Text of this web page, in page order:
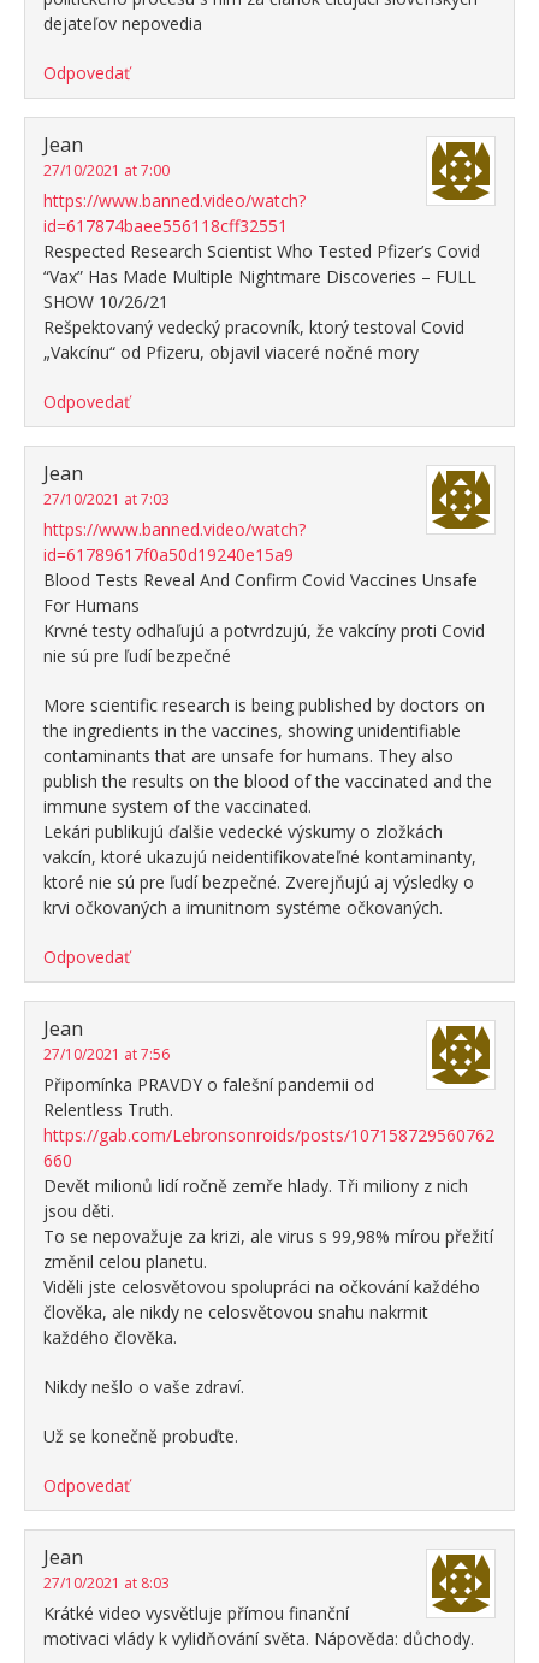
dejateľov nepovedia
Odpovedať
Jean
27/10/2021 at 7:00
https://www.banned.video/watch?
id=617874baee556118cff32551
Respected Research Scientist Who Tested Pfizer’s Covid
“Vax” Has Made Multiple Nightmare Discoveries – FULL
SHOW 10/26/21
Rešpektovaný vedecký pracovník, ktorý testoval Covid
„Vakcínu“ od Pfizeru, objavil viaceré nočné mory
Odpovedať
Jean
27/10/2021 at 7:03
https://www.banned.video/watch?
id=61789617f0a50d19240e15a9
Blood Tests Reveal And Confirm Covid Vaccines Unsafe
For Humans
Krvné testy odhaľujú a potvrdzujú, že vakcíny proti Covid
nie sú pre ľudí bezpečné
More scientific research is being published by doctors on
the ingredients in the vaccines, showing unidentifiable
contaminants that are unsafe for humans. They also
publish the results on the blood of the vaccinated and the
immune system of the vaccinated.
Lekári publikujú ďalšie vedecké výskumy o zložkách
vakcín, ktoré ukazujú neidentifikovateľné kontaminanty,
ktoré nie sú pre ľudí bezpečné. Zverejňujú aj výsledky o
krvi očkovaných a imunitnom systéme očkovaných.
Odpovedať
Jean
27/10/2021 at 7:56
Připomínka PRAVDY o falešní pandemii od
Relentless Truth.
https://gab.com/Lebronsonroids/posts/107158729560762
660
Devět milionů lidí ročně zemře hlady. Tři miliony z nich
jsou děti.
To se nepovažuje za krizi, ale virus s 99,98% mírou přežití
změnil celou planetu.
Viděli jste celosvětovou spolupráci na očkování každého
člověka, ale nikdy ne celosvětovou snahu nakrmit
každého člověka.
Nikdy nešlo o vaše zdraví.
Už se konečně probuďte.
Odpovedať
Jean
27/10/2021 at 8:03
Krátké video vysvětluje přímou finanční
motivaci vlády k vylidňování světa. Nápověda: důchody.